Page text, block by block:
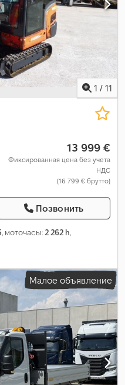
1 / 11
13 999 €
Фиксированная цена без учета
НДС
(16 799 € брутто)
Позвонить
, моточасы:2 262 h,
Малое объявление